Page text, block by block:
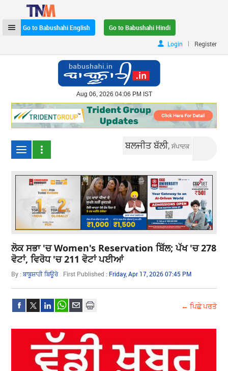
Go to Babushahi English
Go to Babushahi Hindi
Login
| Register
Aug 06, 2026 04:06 PM IST
ਬਲਜੀਤ ਬੱਲੀ,ਸੰਪਾਦਕ
ਲੋਕ ਸਭਾ 'ਚ Women's Reservation ਬਿੱਲ; ਪੱਖ 'ਚ 278
ਵੋਟਾਂ, ਵਿਰੋਧ 'ਚ 211 ਵੋਟਾਂ ਪਈਆਂ
By :ਬਾਬੂਸ਼ਾਹੀ ਬਿਊਰੋ First Published : Friday, Apr 17, 2026 07:45 PM
← ਪਿਛੇ ਪਰਤੋ